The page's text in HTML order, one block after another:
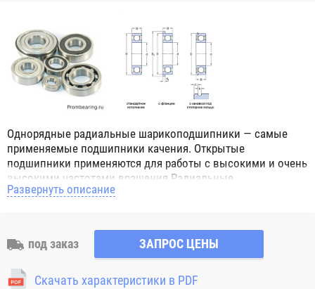
Однорядные радиальные шарикоподшипники — самые
применяемые подшипники качения. Открытые
подшипники применяются для работы с высокими и очень
высокими частотами вращения.Радиальные
шарикоподшипники обозначением 2Z ZZ с обеих сторон
обозначением 2RS 2RS1 2RSH 2RSR имеют с обеих сторон
контактные уплотнения из бутадиен-нитрильного каучука
(NBR) и пригодны для средних частот вращения. Также
поставляются подшипники с бесконтактными
Развернуть описание
под заказ ЗАПРОС ЦЕНЫ
Скачать характеристики в PDF